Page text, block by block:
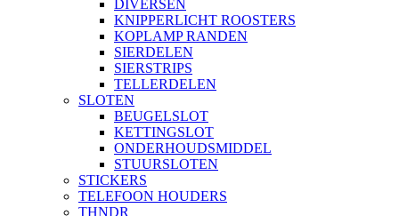
DIVERSEN
KNIPPERLICHT ROOSTERS
KOPLAMP RANDEN
SIERDELEN
SIERSTRIPS
TELLERDELEN
SLOTEN
BEUGELSLOT
KETTINGSLOT
ONDERHOUDSMIDDEL
STUURSLOTEN
STICKERS
TELEFOON HOUDERS
THNDR